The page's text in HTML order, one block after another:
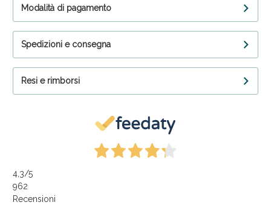
Modalità di pagamento
Spedizioni e consegna
Resi e rimborsi
4,3/5
962
Recensioni